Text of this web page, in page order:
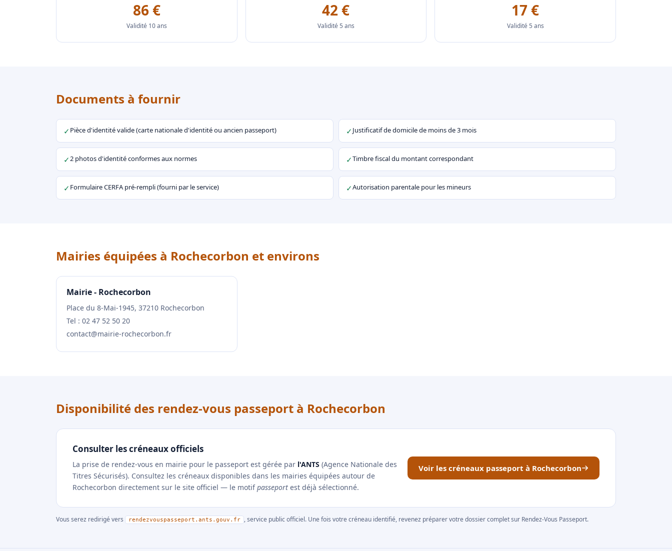
86 €
Validité 10 ans
42 €
Validité 5 ans
17 €
Validité 5 ans
Documents à fournir
✓ Pièce d'identité valide (carte nationale d'identité ou ancien passeport) ✓Justificatif de domicile de moins de 3 mois
✓2 photos d'identité conformes aux normes ✓Timbre fiscal du montant correspondant
✓ Formulaire CERFA pré-rempli (fourni par le service) ✓Autorisation parentale pour les mineurs
Mairies équipées à Rochecorbon et environs
Mairie - Rochecorbon
Place du 8-Mai-1945, 37210 Rochecorbon
Tel : 02 47 52 50 20
contact@mairie-rochecorbon.fr
Disponibilité des rendez-vous passeport à Rochecorbon
Consulter les créneaux officiels
La prise de rendez-vous en mairie pour le passeport est gérée par l'ANTS (Agence Nationale des
Titres Sécurisés). Consultez les créneaux disponibles dans les mairies équipées autour de
Rochecorbon directement sur le site officiel — le motifpasseport est déjà sélectionné.
Voir les créneaux passeport à Rochecorbon
Vous serez redirigé vers rendezvouspasseport.ants.gouv.fr , service public officiel. Une fois votre créneau identifié, revenez préparer votre dossier complet sur Rendez-Vous Passeport.